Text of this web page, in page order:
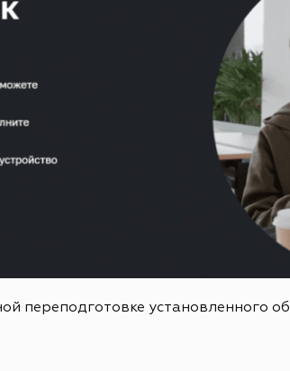
переподготовке установленного